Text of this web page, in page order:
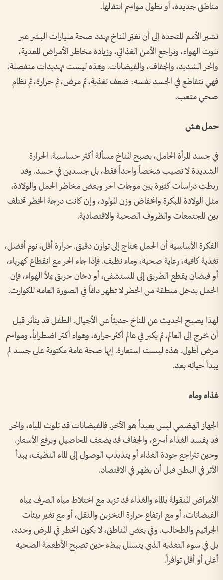
مناطق جديدة، أو تطول مواسم انتقالها.
تشير الأمم المتحدة إلى أن تغيّر المناخ يهدد صحة مليارات البشر عبر
تلوث الهواء، وتراجع الأمن الغذائي، وزيادة مخاطر الأمراض المعدية،
والحر الشديد، والجفاف، والفيضانات. وهذه ليست تهديدات منفصلة،
فهي تتقاطع في الجسد نفسه: ضعف تغذية، ثم مرض، ثم حرارة، ثم نظام
صحي متعب.
حمل هش
في جسد المرأة الحامل، يصبح المناخ مسألة أكثر حساسية. الحرارة
الشديدة لا تصيب شخصاً واحداً فقط، بل جسدين في جسد. وقد
ربطت دراسات كثيرة بين موجات الحر وبعض مخاطر الحمل والولادة،
مثل الولادة المبكرة وانخفاض وزن المولود، وإن كانت درجة الخطر تختلف
بين المجتمعات والظروف الصحية والاقتصادية.
الفكرة الأساسية أن الحمل يحتاج إلى توازن دقيق. حرارة أقل، نوم أفضل،
تغذية كافية، رعاية صحية، وماء نظيف. فإذا جاء الحر مع انقطاع كهرباء،
أو فيضان يقطع الطريق إلى المستشفى، أو دخان حريق يملأ الهواء، فإن
الحمل يدخل منطقة من الخطر لا تظهر دائماً في الصورة العامة للكوارث.
لهذا يصبح الحديث عن المناخ حديثاً عن الأجيال. الطفل قد يتأثر قبل
أن يخرج إلى العالم، ثم يكبر في عالم أكثر حرارة، وهواء أكثر اضطراباً، ومواسم
مرض أطول. هذه ليست استعارة. إنها صحة عامة مكتوبة على جسد لم
يبدأ حياته بعد.
غذاء وماء
الجهاز الهضمي ليس بعيداً هو الآخر. فالفيضانات قد تلوث المياه، والحر
قد يفسد الغذاء أسرع، والجفاف قد يضعف المحاصيل ويرفع الأسعار.
وحين تتراجع جودة الغذاء أو يتذبذب الوصول إلى الماء النظيف، يبدأ
الأثر في البطن قبل أن يظهر في الاقتصاد.
الأمراض المنقولة بالماء والغذاء قد تزيد مع اختلاط مياه الصرف بمياه
الفيضانات، أو مع ارتفاع حرارة التخزين والنقل، أو مع تغير بيئات
الجراثيم والطحالب. وفي بعض المناطق، لا يكون الخطر في المرض وحده،
بل في سوء التغذية الذي يتسلل ببطء حين تصبح الأطعمة الصحية
أغلى أو أقل توافراً.